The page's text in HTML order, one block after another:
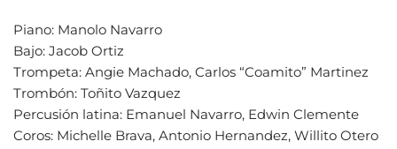
Piano: Manolo Navarro
Bajo: Jacob Ortiz
Trompeta: Angie Machado, Carlos “Coamito” Martinez
Trombón: Toñito Vazquez
Percusión latina: Emanuel Navarro, Edwin Clemente
Coros: Michelle Brava, Antonio Hernandez, Willito Otero